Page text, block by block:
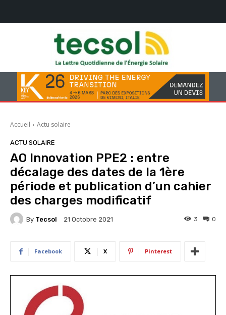
Accueil Actu solaire
ACTU SOLAIRE
AO Innovation PPE2 : entre
décalage des dates de la 1ère
période et publication d’un cahier
des charges modificatif
By Tecsol 21 Octobre 2021 0
3
Facebook X Pinterest